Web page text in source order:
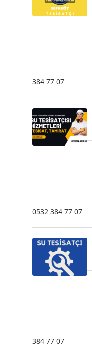
384 77 07
0532 384 77 07
384 77 07